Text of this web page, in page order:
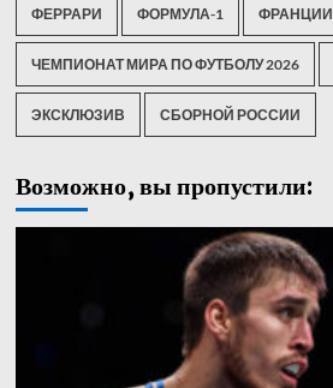
ФЕРРАРИ ФОРМУЛА-1 ФРАНЦИИ
ЧЕМПИОНАТ МИРА ПО ФУТБОЛУ 2026
ЭКСКЛЮЗИВ СБОРНОЙ РОССИИ
Возможно, вы пропустили: